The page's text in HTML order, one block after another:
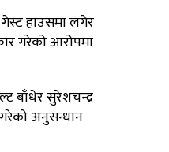
हाउसमा लगेर
गरेको आरोपमा
बाँधेर सुरेशचन्द्र
अनुसन्धान